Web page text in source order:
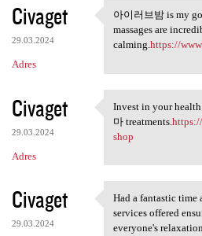
Civaget
29.03.2024
Adres
아이러브밤 is
아이러브밤 is my
massages are
calming.https://
Civaget
29.03.2024
Adres
Invest in your
Invest in your
마 treatments.
shop
Civaget
29.03.2024
Had a fantastic
Had a fantastic
services offered
everyone's